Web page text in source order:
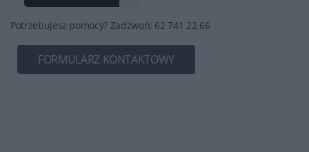
Potrzebujesz pomocy? Zadzwoń: 62 741 22 66
FORMULARZ KONTAKTOWY